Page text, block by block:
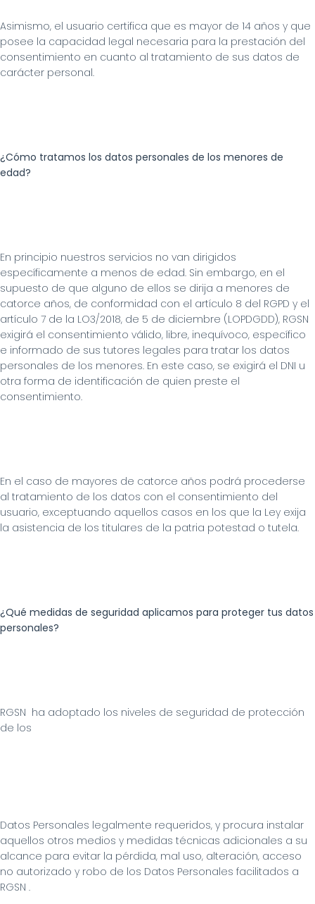
Asimismo, el usuario certifica que es mayor de 14 años y que
posee la capacidad legal necesaria para la prestación del
consentimiento en cuanto al tratamiento de sus datos de
carácter personal.
¿Cómo tratamos los datos personales de los menores de
edad?
En principio nuestros servicios no van dirigidos
específicamente a menos de edad. Sin embargo, en el
supuesto de que alguno de ellos se dirija a menores de
catorce años, de conformidad con el artículo 8 del RGPD y el
artículo 7 de la LO3/2018, de 5 de diciembre (LOPDGDD), RGSN
exigirá el consentimiento válido, libre, inequívoco, específico
e informado de sus tutores legales para tratar los datos
personales de los menores. En este caso, se exigirá el DNI u
otra forma de identificación de quien preste el
consentimiento.
En el caso de mayores de catorce años podrá procederse
al tratamiento de los datos con el consentimiento del
usuario, exceptuando aquellos casos en los que la Ley exija
la asistencia de los titulares de la patria potestad o tutela.
¿Qué medidas de seguridad aplicamos para proteger tus datos
personales?
RGSN  ha adoptado los niveles de seguridad de protección
de los
Datos Personales legalmente requeridos, y procura instalar
aquellos otros medios y medidas técnicas adicionales a su
alcance para evitar la pérdida, mal uso, alteración, acceso
no autorizado y robo de los Datos Personales facilitados a
RGSN .